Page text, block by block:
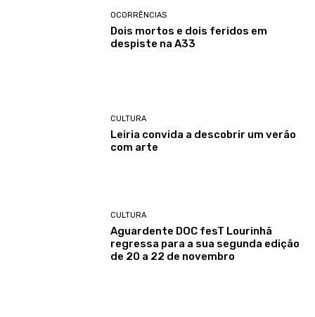
OCORRÊNCIAS
Dois mortos e dois feridos em
despiste na A33
CULTURA
Leiria convida a descobrir um verão
com arte
CULTURA
Aguardente DOC fesT Lourinhã
regressa para a sua segunda edição
de 20 a 22 de novembro